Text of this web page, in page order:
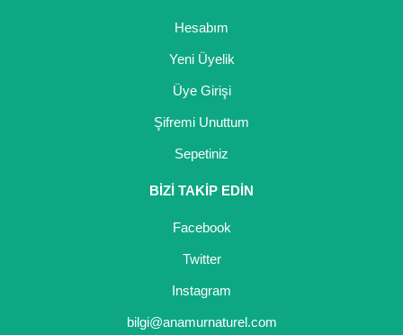
Hesabım
Yeni Üyelik
Üye Girişi
Şifremi Unuttum
Sepetiniz
BİZİ TAKİP EDİN
Facebook
Twitter
Instagram
bilgi@anamurnaturel.com